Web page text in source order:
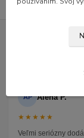
AP Alena P.
★★★★★
Veľmi seriózny